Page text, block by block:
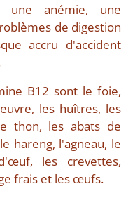
une anémie, une
de digestion
accru d'accident
B12 sont le foie,
les huîtres, les
thon, les abats de
hareng, l'agneau, le
les crevettes,
frais et les œufs.